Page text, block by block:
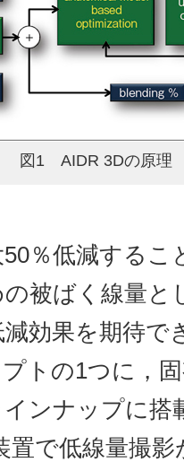
図1 AIDR 3Dの原理
％低減するこ
被ばく線量と
効果を期待で
トの1つに，
ンナップに搭
置で低線量撮